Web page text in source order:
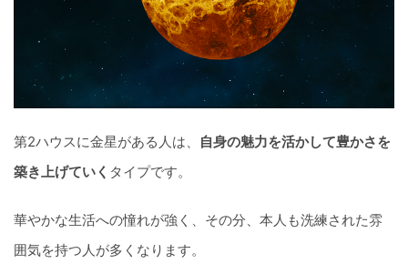
第2ハウスに金星がある人は、
自身の魅力を活かして豊かさを
築き上げていく タイプです。
華やかな生活への憧れが強く、その分、本人も洗練された雰
囲気を持つ人が多くなります。